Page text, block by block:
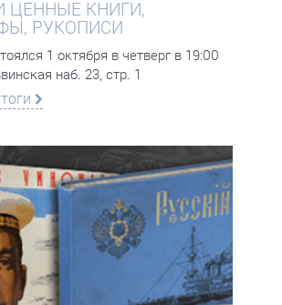
ЦЕННЫЕ КНИГИ,
РУКОПИСИ
1 октября в четверг в 19:00
наб. 23, стр. 1